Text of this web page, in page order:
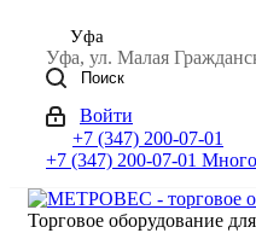
Уфа
Уфа, ул. Малая
Поиск
Войти
+7 (347) 200-07-01
+7 (347) 200-07-01
Торговое оборудование